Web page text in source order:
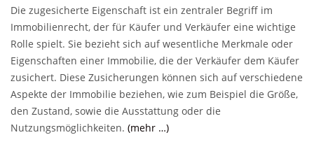
Die zugesicherte Eigenschaft ist ein zentraler Begriff im
Immobilienrecht, der für Käufer und Verkäufer eine wichtige
Rolle spielt. Sie bezieht sich auf wesentliche Merkmale oder
Eigenschaften einer Immobilie, die der Verkäufer dem Käufer
zusichert. Diese Zusicherungen können sich auf verschiedene
Aspekte der Immobilie beziehen, wie zum Beispiel die Größe,
den Zustand, sowie die Ausstattung oder die
Nutzungsmöglichkeiten. (mehr …)